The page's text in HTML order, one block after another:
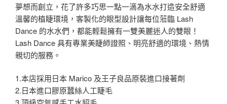
夢想而創立，花了許多巧思一點一滴為水水打造安全舒適
溫馨的植睫環境，客製化的眼型設計讓每位蒞臨 Lash
Dance 的水水們，都能輕鬆擁有一雙美麗迷人的雙眼！
Lash Dance 具有專業美睫師證照、明亮舒適的環境、熱情
親切的服務。
1.本店採用日本 Marico 及王子良品原裝進口接著劑
2.日本進口膠原蠶絲人工睫毛